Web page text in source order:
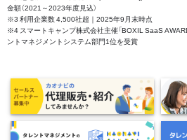
金額（2021～2023年度見込）
※3 利用企業数 4,500社超｜2025年9月末時点
※4 スマートキャンプ株式会社主催「BOXIL SaaS
ントマネジメントシステム部門1位を受賞